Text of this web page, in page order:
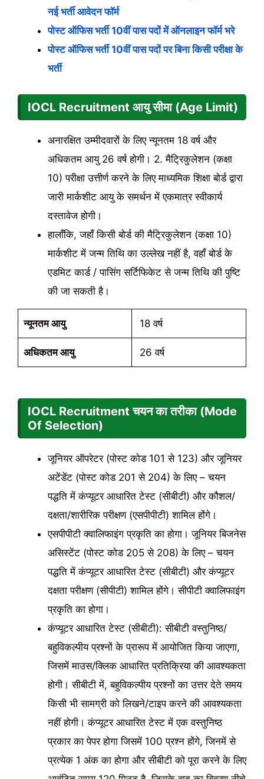
नई भर्ती आवेदन फॉर्म
पोस्ट ऑफिस भर्ती 10वीं पास पदों में ऑनलाइन फॉर्म भरे
पोस्ट ऑफिस भर्ती 10वीं पास पदों पर बिना किसी परीक्षा के
भर्ती
IOCL Recruitment आयु सीमा (Age Limit)
अनारक्षित उम्मीदवारों के लिए न्यूनतम 18 वर्ष और
अधिकतम आयु 26 वर्ष होगी। 2. मैट्रिकुलेशन (कक्षा
10) परीक्षा उत्तीर्ण करने के लिए माध्यमिक शिक्षा बोर्ड द्वारा
जारी मार्कशीट आयु के समर्थन में एकमात्र स्वीकार्य
दस्तावेज होगी।
हालाँकि, जहाँ किसी बोर्ड की मैट्रिकुलेशन (कक्षा 10)
मार्कशीट में जन्म तिथि का उल्लेख नहीं है, वहाँ बोर्ड के
एडमिट कार्ड / पासिंग सर्टिफिकेट से जन्म तिथि की पुष्टि
की जा सकती है।
न्यूनतम आयु 18 वर्ष
अधिकतम आयु 26 वर्ष
IOCL Recruitment चयन का तरीका (Mode
Of Selection)
जूनियर ऑपरेटर (पोस्ट कोड 101 से 123) और जूनियर
अटेंडेंट (पोस्ट कोड 201 से 204) के लिए – चयन
पद्धति में कंप्यूटर आधारित टेस्ट (सीबीटी) और कौशल/
दक्षता/शारीरिक परीक्षण (एसपीपीटी) शामिल होंगे।
एसपीपीटी क्वालिफाइंग प्रकृति का होगा। जूनियर बिजनेस
असिस्टेंट (पोस्ट कोड 205 से 208) के लिए – चयन
पद्धति में कंप्यूटर आधारित टेस्ट (सीबीटी) और कंप्यूटर
दक्षता परीक्षण (सीपीटी) शामिल होंगे। सीपीटी क्वालिफाइंग
प्रकृति का होगा।
कंप्यूटर आधारित टेस्ट (सीबीटी): सीबीटी वस्तुनिष्ठ/
बहुविकल्पीय प्रश्नों के प्रारूप में आयोजित किया जाएगा,
जिसमें माउस/क्लिक आधारित प्रतिक्रिया की आवश्यकता
होगी। सीबीटी में, बहुविकल्पीय प्रश्नों का उत्तर देते समय
किसी भी सामग्री को लिखने/टाइप करने की आवश्यकता
नहीं होगी। कंप्यूटर आधारित टेस्ट में एक वस्तुनिष्ठ
प्रकार का पेपर होगा जिसमें 100 प्रश्न होंगे, जिनमें से
प्रत्येक 1 अंक का होगा और सीबीटी को पूरा करने के लिए